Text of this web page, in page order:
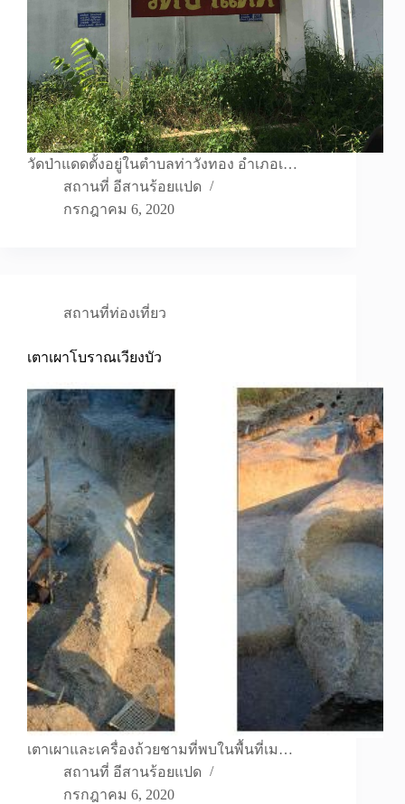
วัดป่าแดดตั้งอยู่ในตำบลท่าวังทอง อำเภอเ…
สถานที่ อีสานร้อยแปด
กรกฎาคม 6, 2020
สถานที่ท่องเที่ยว
เตาเผาโบราณเวียงบัว
เตาเผาและเครื่องถ้วยชามที่พบในพื้นที่เม…
สถานที่ อีสานร้อยแปด
กรกฎาคม 6, 2020